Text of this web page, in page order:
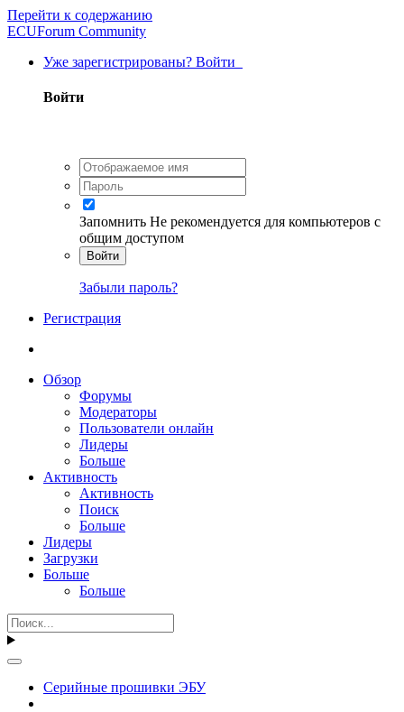
Перейти к содержанию
ECUForum Community
Уже зарегистрированы? Войти
Войти
Запомнить Не рекомендуется для компьютеров с
общим доступом
Войти
Забыли пароль?
Регистрация
Обзор
Форумы
Модераторы
Пользователи онлайн
Лидеры
Больше
Активность
Активность
Поиск
Больше
Лидеры
Загрузки
Больше
Больше
Серийные прошивки ЭБУ